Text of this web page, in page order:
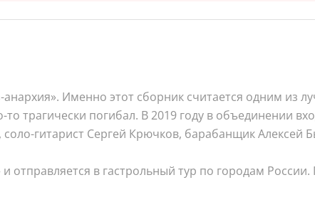
Именно этот сборник считается одним из
трагически погибал. В 2019 году в объединении
гитарист Сергей Крючков, барабанщик Алексей
в гастрольный тур по городам России.